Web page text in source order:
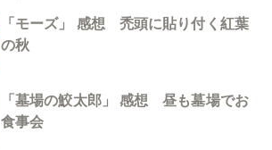
「モーズ」 感想 禿頭に貼り付く紅葉
の秋
「墓場の鮫太郎」 感想 昼も墓場でお
食事会